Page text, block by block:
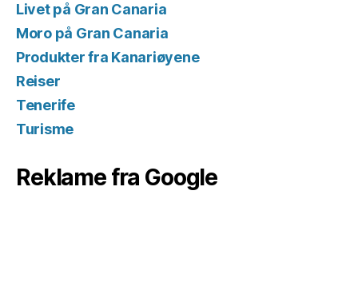
Livet på Gran Canaria
Moro på Gran Canaria
Produkter fra Kanariøyene
Reiser
Tenerife
Turisme
Reklame fra Google